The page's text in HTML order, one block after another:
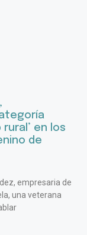
en los
de
empresaria de
una veterana